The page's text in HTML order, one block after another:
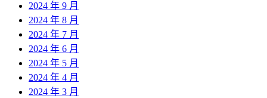
2024 年 9 月
2024 年 8 月
2024 年 7 月
2024 年 6 月
2024 年 5 月
2024 年 4 月
2024 年 3 月